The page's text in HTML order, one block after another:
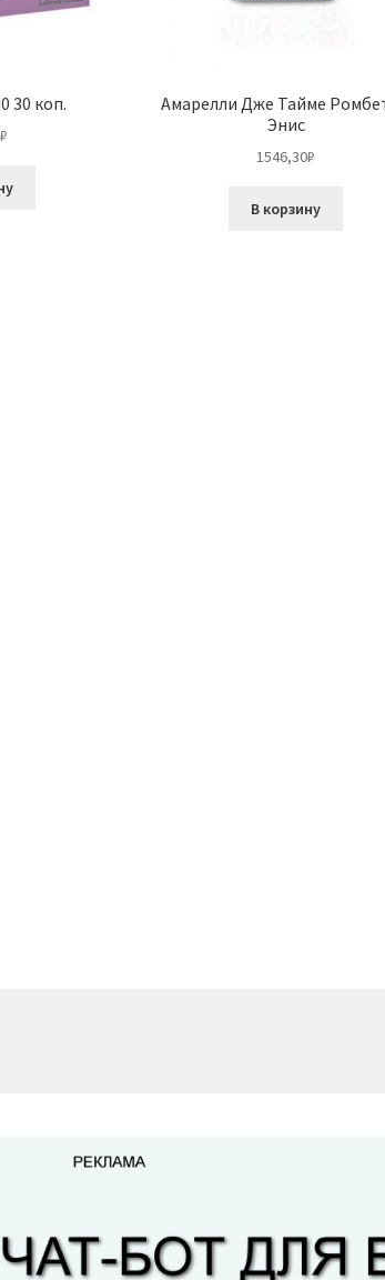
30 коп.
₽
Амарелли Дже Тайме
Энис
1546,30₽
В корзину